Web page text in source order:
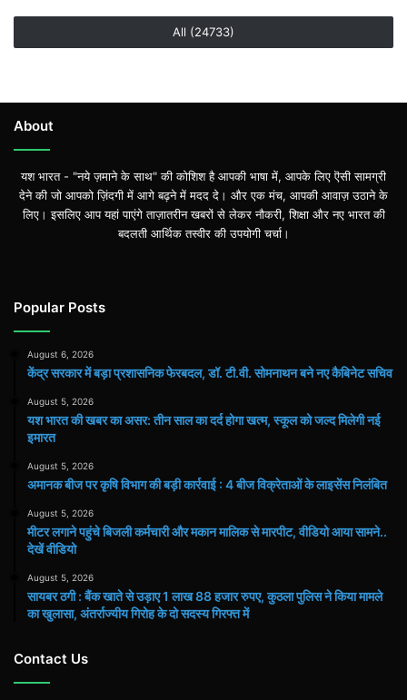
All (24733)
About
यश भारत - "नये ज़माने के साथ" की कोशिश है आपकी भाषा में, आपके लिए ऎसी सामग्री
देने की जो आपको ज़िंदगी में आगे बढ़ने में मदद दे। और एक मंच, आपकी आवाज़ उठाने के
लिए। इसलिए आप यहां पाएंगे ताज़ातरीन खबरों से लेकर नौकरी, शिक्षा और नए भारत की
बदलती आर्थिक तस्वीर की उपयोगी चर्चा।
Popular Posts
August 6, 2026
केंद्र सरकार में बड़ा प्रशासनिक फेरबदल, डॉ. टी.वी. सोमनाथन बने नए कैबिनेट सचिव
August 5, 2026
यश भारत की खबर का असर: तीन साल का दर्द होगा खत्म, स्कूल को जल्द मिलेगी नई
इमारत
August 5, 2026
अमानक बीज पर कृषि विभाग की बड़ी कार्रवाई : 4 बीज विक्रेताओं के लाइसेंस निलंबित
August 5, 2026
मीटर लगाने पहुंचे बिजली कर्मचारी और मकान मालिक से मारपीट, वीडियो आया सामने..
देखें वीडियो
August 5, 2026
सायबर ठगी : बैंक खाते से उड़ाए 1 लाख 88 हजार रुपए, कुठला पुलिस ने किया मामले
का खुलासा, अंतर्राज्यीय गिरोह के दो सदस्य गिरफ्त में
Contact Us